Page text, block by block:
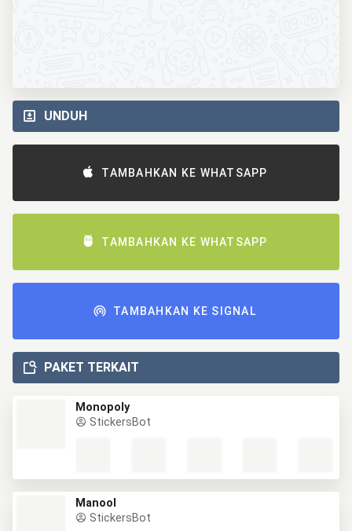
UNDUH
TAMBAHKAN KE WHATSAPP
TAMBAHKAN KE WHATSAPP
TAMBAHKAN KE SIGNAL
PAKET TERKAIT
Monopoly
StickersBot
Manool
StickersBot